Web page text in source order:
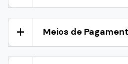
Meios de